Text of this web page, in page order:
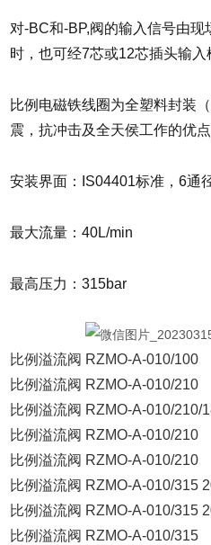
对-BC和-BP,阀的输入信号由
时，也可经7芯或12芯插头输入
比例电磁铁线圈为全塑料封装
震，抗冲击及全天侯工作的优点
安装界面：IS04401标准，6通
最大流量：40L/min
最高压力：315bar
比例溢流阀 RZMO-A-010/100
比例溢流阀 RZMO-A-010/210
比例溢流阀 RZMO-A-010/210/
比例溢流阀 RZMO-A-010/210
比例溢流阀 RZMO-A-010/210
比例溢流阀 RZMO-A-010/315
比例溢流阀 RZMO-A-010/315
比例溢流阀 RZMO-A-010/315